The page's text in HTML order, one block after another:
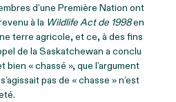
d’une Première Nation ont
à la Wildlife Act de 1998en
terre agricole, et ce, à des fins
de la Saskatchewan a conclu
« chassé », que l’argument
pas de « chasse » n’est